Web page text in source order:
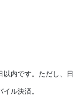
内です。ただし、
ル決済。